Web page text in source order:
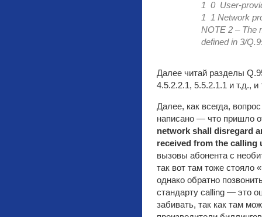
1 0 User-
1 1 Network
NOTE 2 – The
defined in 3/
Далее читай разделы
4.5.2.2.1, 5.5.2.1.1 и т.д.,
Далее, как всегда,
написано — что пришло
network shall disregard
received from the calling
вызовы абонента с
так вот там тоже стояло
однако обратно
стандарту calling — это
забивать, так как там